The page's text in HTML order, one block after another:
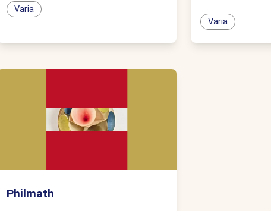
Varia
Varia
Philmath